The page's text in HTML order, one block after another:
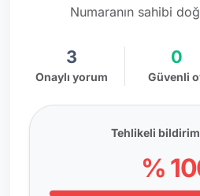
Numaranın sahibi
3
Onaylı yorum
0
Güvenli
Tehlikeli bildirim
%